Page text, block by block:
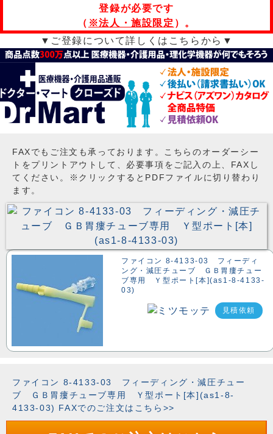
登録が必要です
（ ※法人・施設限定 ）。
▼ご登録について詳しくはこちらから▼
FAXでもご注文も承っております。こちらのオーダーシー
トをプリントアウトして、必要事項をご記入の上、FAXし
てください。※クリックするとPDFファイルに切り替わり
ます。
ファイコン 8-4133-03 フィーディ
ング・減圧チューブ ＧＢ胃瘻チュー
ブ専用 Ｙ型ポート[本](as1-8-4133-
03)
見積依頼
ファイコン 8-4133-03 フィーディング・減圧チュー
ブ ＧＢ胃瘻チューブ専用 Ｙ型ポート[本](as1-8-
4133-03) FAXでのご注文はこちら>>